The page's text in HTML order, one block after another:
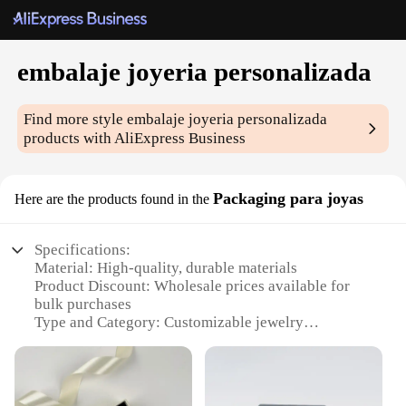
embalaje joyeria personalizada
Find more styleembalaje joyeria personalizada
products with AliExpress Business
Here are the products found in the Packaging para joyas
Specifications:
Material: High-quality, durable materials
Product Discount: Wholesale prices available for
bulk purchases
Type and Category: Customizable jewelry
Design and Style: Elegant and personalized to
showcase your brand
Usage and Purpose: Ideal for retailers, vendors, and